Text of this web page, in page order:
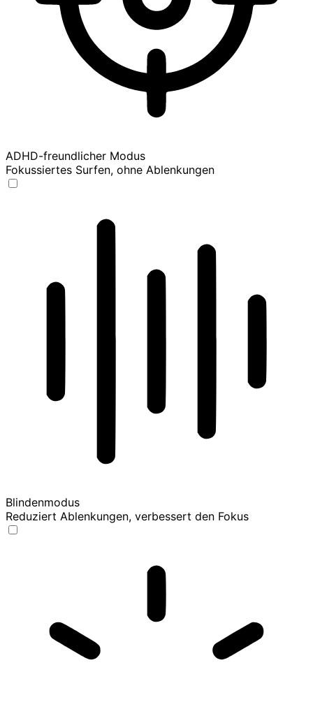
ADHD-freundlicher Modus
Fokussiertes Surfen, ohne Ablenkungen
Blindenmodus
Reduziert Ablenkungen, verbessert den Fokus